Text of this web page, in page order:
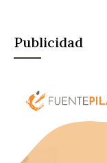
Publicidad